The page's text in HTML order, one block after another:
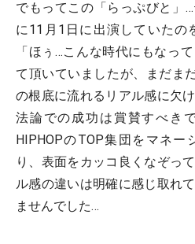
でもってこの「らっぷびと」…
に11月1日に出演していたの
「ほぅ…こんな時代にもなっ
て頂いていましたが、まだま
の根底に流れるリアル感に欠
法論での成功は賞賛すべき
HIPHOPのTOP集団をマネー
り、表面をカッコ良くなぞっ
ル感の違いは明確に感じ取れ
ませんでした…